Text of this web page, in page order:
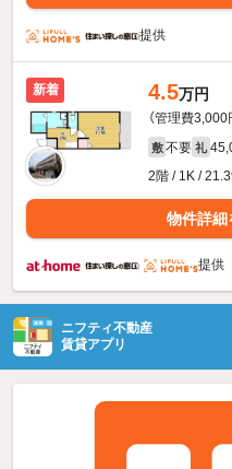
提供
新着 4.5万円
（管理費3,000
敷 不要 礼
2階 / 1K /
物件詳細
提供
ニフティ不動産
賃貸アプリ